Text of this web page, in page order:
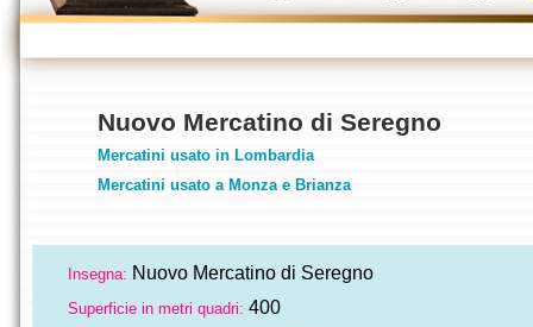
Nuovo Mercatino di Seregno
Mercatini usato in Lombardia
Mercatini usato a Monza e Brianza
Insegna: Nuovo Mercatino di Seregno
Superficie in metri quadri: 400